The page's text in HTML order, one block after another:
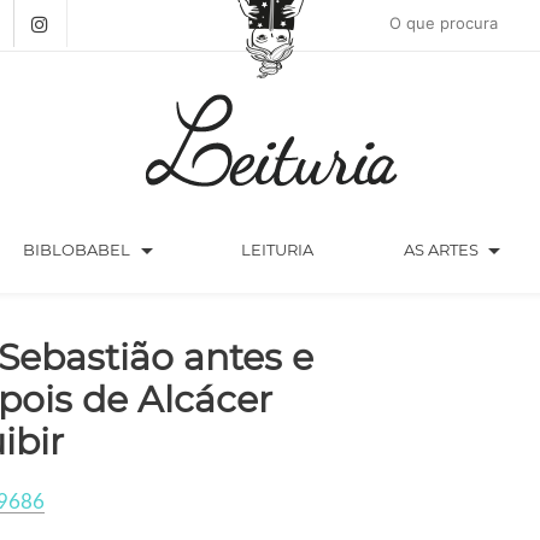
BIBLOBABEL arrow_drop_down LEITURIA AS ARTES arrow_drop_down
antes e
de Alcácer